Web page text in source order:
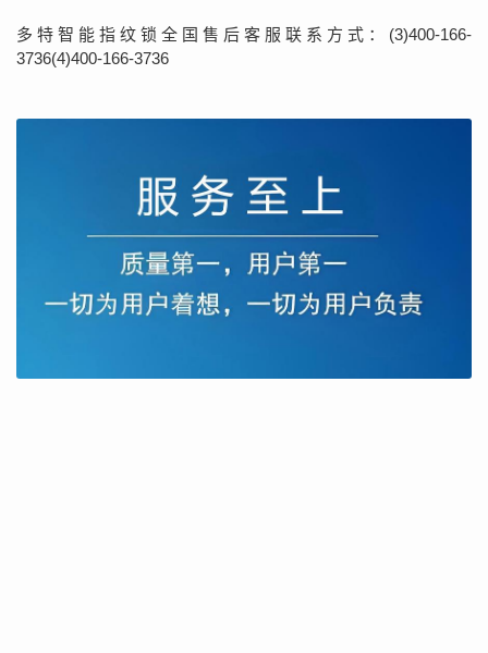
多特智能指纹锁全国售后客服联系方式：(3)400-166-
3736(4)400-166-3736